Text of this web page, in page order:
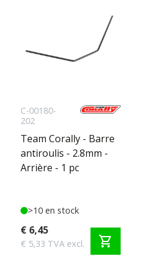
C-00180-
202
Team Corally - Barre
antiroulis - 2.8mm -
Arrière - 1 pc
>10 en stock
€ 6,45
€ 5,33 TVA excl. shopping_cart